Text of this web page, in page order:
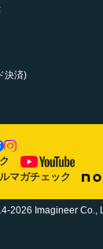
決済)
マガチェック
2026 Imagineer Co.,